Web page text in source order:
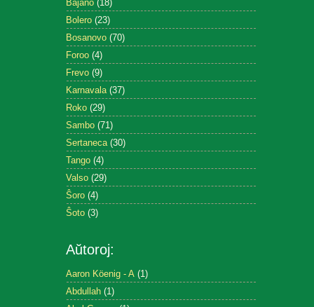
Bajano (18)
Bolero (23)
Bosanovo (70)
Foroo (4)
Frevo (9)
Karnavala (37)
Roko (29)
Sambo (71)
Sertaneca (30)
Tango (4)
Valso (29)
Ŝoro (4)
Ŝoto (3)
Aŭtoroj:
Aaron Köenig - A (1)
Abdullah (1)